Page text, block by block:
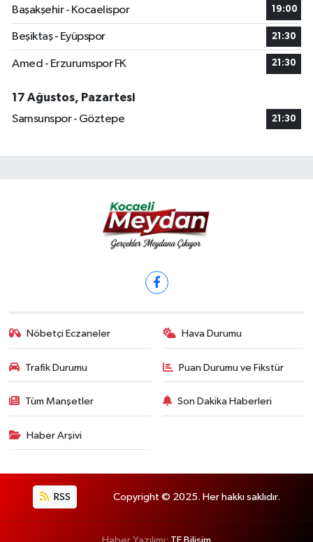
Başakşehir - Kocaelispor
19:00
Beşiktaş - Eyüpspor 21:30
Amed - Erzurumspor FK 21:30
17 Ağustos, Pazartesi
Samsunspor - Göztepe
21:30
Nöbetçi Eczaneler Hava Durumu
Trafik Durumu Puan Durumu ve Fikstür
Tüm Manşetler Son Dakika Haberleri
Haber Arşivi
RSS Copyright © 2025. Her hakkı saklıdır.